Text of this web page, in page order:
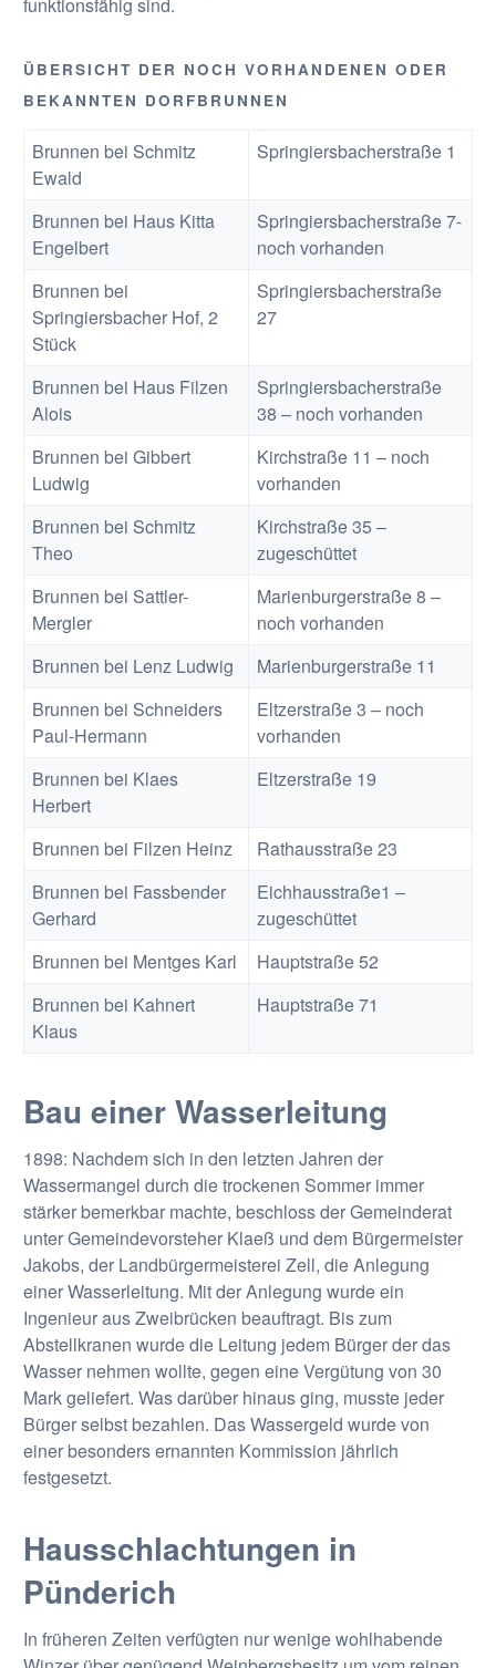
ÜBERSICHT DER NOCH VORHANDENEN ODER
BEKANNTEN DORFBRUNNEN
Brunnen bei Schmitz
Ewald
Springiersbacherstraße 1
Brunnen bei Haus Kitta
Engelbert
Springiersbacherstraße 7-
noch vorhanden
Brunnen bei
Springiersbacher Hof, 2
Stück
Springiersbacherstraße
27
Brunnen bei Haus Filzen
Alois
Springiersbacherstraße
38 – noch vorhanden
Brunnen bei Gibbert
Ludwig
Kirchstraße 11 – noch
vorhanden
Brunnen bei Schmitz
Theo
Kirchstraße 35 –
zugeschüttet
Brunnen bei Sattler-
Mergler
Marienburgerstraße 8 –
noch vorhanden
Brunnen bei Lenz Ludwig
Marienburgerstraße 11
Brunnen bei Schneiders
Paul-Hermann
Eltzerstraße 3 – noch
vorhanden
Brunnen bei Klaes
Herbert
Eltzerstraße 19
Brunnen bei Filzen Heinz
Rathausstraße 23
Brunnen bei Fassbender
Gerhard
Eichhausstraße1 –
zugeschüttet
Brunnen bei Mentges Karl
Hauptstraße 52
Brunnen bei Kahnert
Klaus
Hauptstraße 71
Bau einer Wasserleitung
1898: Nachdem sich in den letzten Jahren der
Wassermangel durch die trockenen Sommer immer
stärker bemerkbar machte, beschloss der Gemeinderat
unter Gemeindevorsteher Klaeß und dem Bürgermeister
Jakobs, der Landbürgermeisterei Zell, die Anlegung
einer Wasserleitung. Mit der Anlegung wurde ein
Ingenieur aus Zweibrücken beauftragt. Bis zum
Abstellkranen wurde die Leitung jedem Bürger der das
Wasser nehmen wollte, gegen eine Vergütung von 30
Mark geliefert. Was darüber hinaus ging, musste jeder
Bürger selbst bezahlen. Das Wassergeld wurde von
einer besonders ernannten Kommission jährlich
festgesetzt.
Hausschlachtungen in
Pünderich
In früheren Zeiten verfügten nur wenige wohlhabende